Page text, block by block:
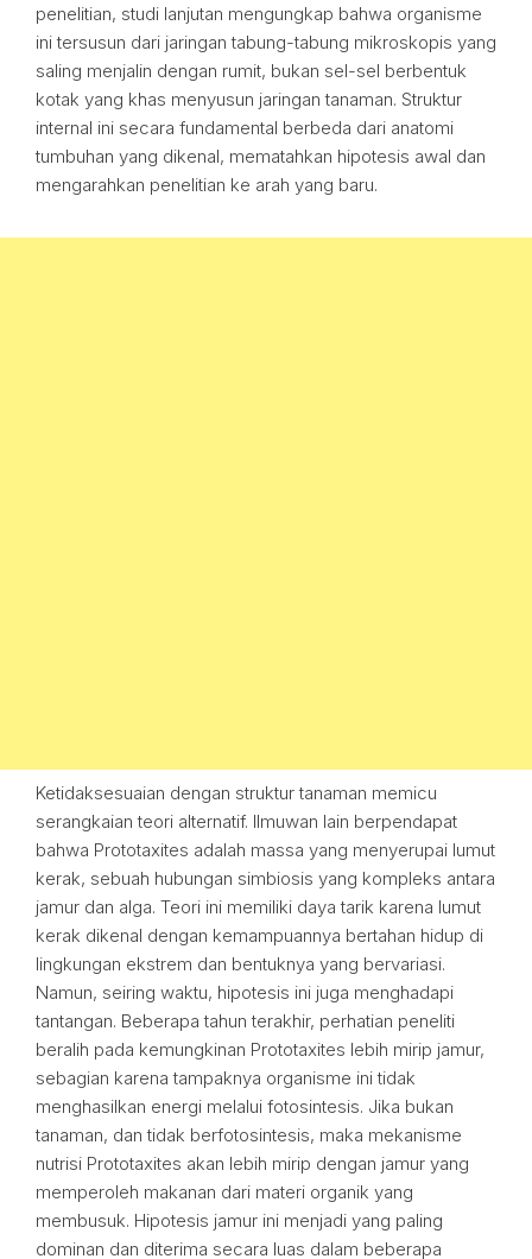
penelitian, studi lanjutan mengungkap bahwa organisme
ini tersusun dari jaringan tabung-tabung mikroskopis yang
saling menjalin dengan rumit, bukan sel-sel berbentuk
kotak yang khas menyusun jaringan tanaman. Struktur
internal ini secara fundamental berbeda dari anatomi
tumbuhan yang dikenal, mematahkan hipotesis awal dan
mengarahkan penelitian ke arah yang baru.
Ketidaksesuaian dengan struktur tanaman memicu
serangkaian teori alternatif. Ilmuwan lain berpendapat
bahwa Prototaxites adalah massa yang menyerupai lumut
kerak, sebuah hubungan simbiosis yang kompleks antara
jamur dan alga. Teori ini memiliki daya tarik karena lumut
kerak dikenal dengan kemampuannya bertahan hidup di
lingkungan ekstrem dan bentuknya yang bervariasi.
Namun, seiring waktu, hipotesis ini juga menghadapi
tantangan. Beberapa tahun terakhir, perhatian peneliti
beralih pada kemungkinan Prototaxites lebih mirip jamur,
sebagian karena tampaknya organisme ini tidak
menghasilkan energi melalui fotosintesis. Jika bukan
tanaman, dan tidak berfotosintesis, maka mekanisme
nutrisi Prototaxites akan lebih mirip dengan jamur yang
memperoleh makanan dari materi organik yang
membusuk. Hipotesis jamur ini menjadi yang paling
dominan dan diterima secara luas dalam beberapa